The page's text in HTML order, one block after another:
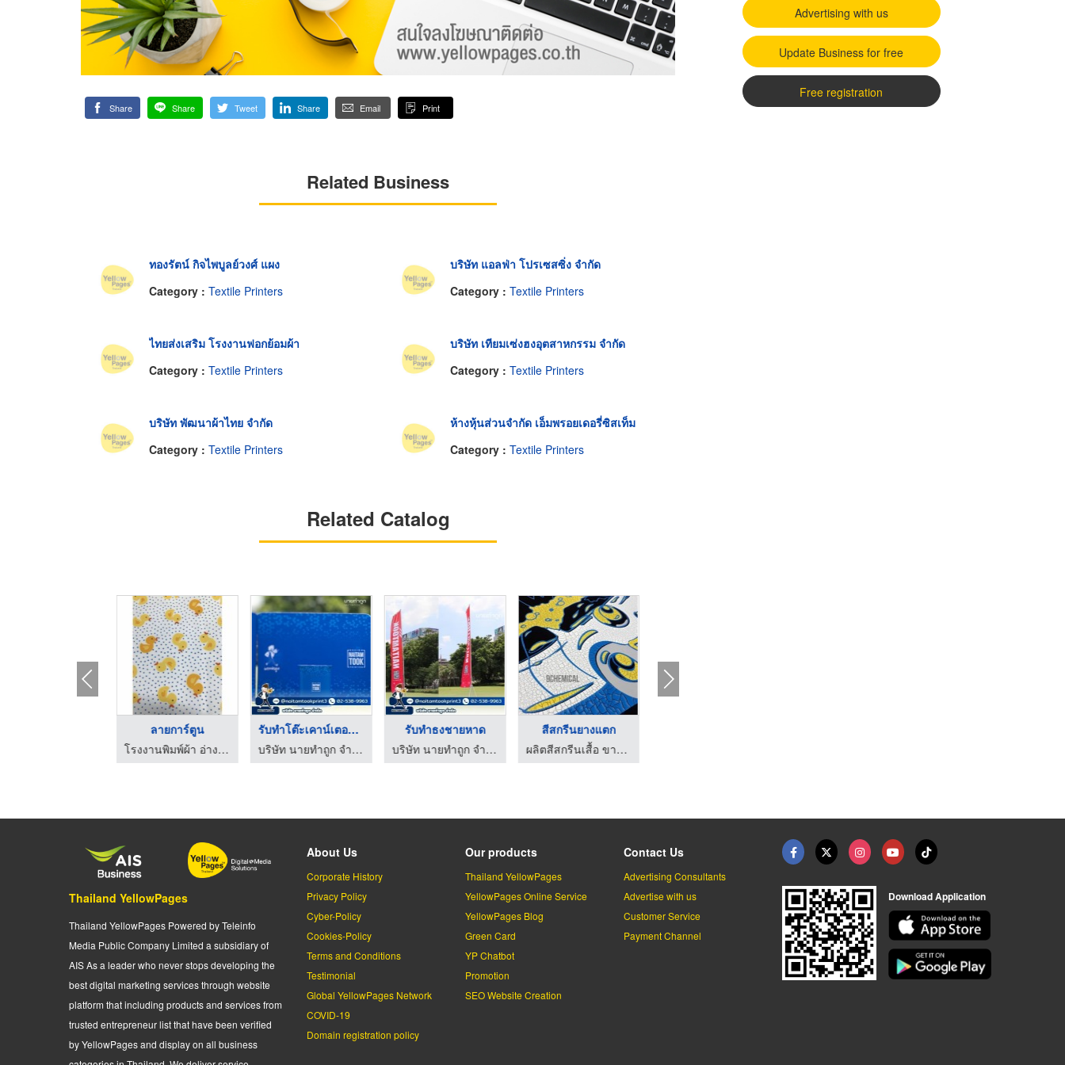
Share Share Tweet Share Email Print
Related Business
ทองรัตน์ กิจไพบูลย์วงศ์ แผง
Category : Textile Printers
บริษัท แอลฟ่า โปรเซสซิ่ง จำกัด
Category : Textile Printers
ไทยส่งเสริม โรงงานฟอกย้อมผ้า
Category : Textile Printers
บริษัท เทียมเซ่งฮงอุตสาหกรรม จำกัด
Category : Textile Printers
บริษัท พัฒนาผ้าไทย จำกัด
Category : Textile Printers
ห้างหุ้นส่วนจำกัด เอ็มพรอยเดอรี่ซิสเท็ม
Category : Textile Printers
Related Catalog
ลายการ์ตูน
โรงงานพิมพ์ผ้า อ่างแก้วยืนยง
รับทําโต๊ะเคาน์เตอร์ ...
บริษัท นายทำถูก จำกัด
รับทําธงชายหาด
บริษัท นายทำถูก จำกัด
สีสกรีนยางแตก
ผลิตสีสกรีนเสื้อ ขายสีสกรีนเสื้อ
Advertising with us
Update Business for free
Free registration
Thailand YellowPages
Thailand YellowPages Powered by Teleinfo
Media Public Company Limited a subsidiary of
AIS As a leader who never stops developing the
best digital marketing services through website
platform that including products and services from
trusted entrepreneur list that have been verified
by YellowPages and display on all business
About Us
Corporate History
Privacy Policy
Cyber-Policy
Cookies-Policy
Terms and Conditions
Testimonial
Global YellowPages Network
COVID-19
Domain registration policy
Our products
Thailand YellowPages
YellowPages Online Service
YellowPages Blog
Green Card
YP Chatbot
Promotion
SEO Website Creation
Contact Us
Advertising Consultants
Advertise with us
Customer Service
Payment Channel
Download Application